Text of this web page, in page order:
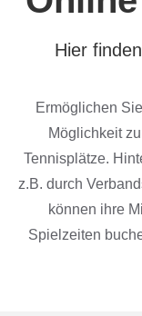
Hier
Ermöglichen
Möglichkeit
Tennisplätze.
z.B. durch
können ihre
Spielzeiten